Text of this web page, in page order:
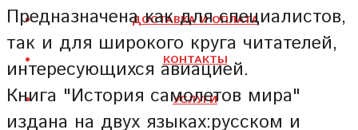
ДОСТАВКА И ОПЛАТА
КОНТАКТЫ
УСЛУГИ
Предназначена как для специалистов,
так и для широкого круга читателей,
интересующихся авиацией.
Книга "История самолетов мира"
издана на двух языках:русском и